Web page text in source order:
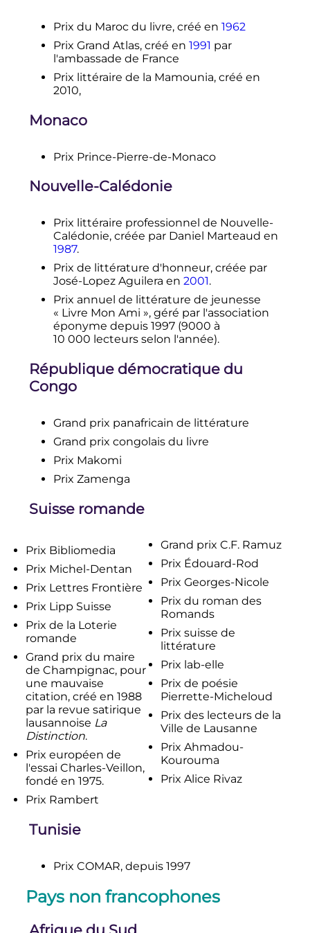
Prix du Maroc du livre, créé en 1962
Prix Grand Atlas, créé en 1991 par
l'ambassade de France
Prix littéraire de la Mamounia, créé en
2010,
Monaco
Prix Prince-Pierre-de-Monaco
Nouvelle-Calédonie
Prix littéraire professionnel de Nouvelle-
Calédonie, créée par Daniel Marteaud en
1987.
Prix de littérature d'honneur, créée par
José-Lopez Aguilera en 2001.
Prix annuel de littérature de jeunesse
« Livre Mon Ami », géré par l'association
éponyme depuis 1997 (9000 à
10 000 lecteursselon l'année).
République démocratique du
Congo
Grand prix panafricain de littérature
Grand prix congolais du livre
Prix Makomi
Prix Zamenga
Suisse romande
Prix Bibliomedia
Prix Michel-Dentan
Prix Lettres Frontière
Prix Lipp Suisse
Prix de la Loterie
romande
Grand prix du maire
de Champignac, pour
une mauvaise
citation, créé en 1988
par la revue satirique
lausannoise La
Distinction.
Prix européen de
l'essai Charles-Veillon,
fondé en 1975.
Prix Rambert
Grand prix C.F. Ramuz
Prix Édouard-Rod
Prix Georges-Nicole
Prix du roman des
Romands
Prix suisse de
littérature
Prix lab-elle
Prix de poésie
Pierrette-Micheloud
Prix des lecteurs de la
Ville de Lausanne
Prix Ahmadou-
Kourouma
Prix Alice Rivaz
Tunisie
Prix COMAR, depuis 1997
Pays non francophones